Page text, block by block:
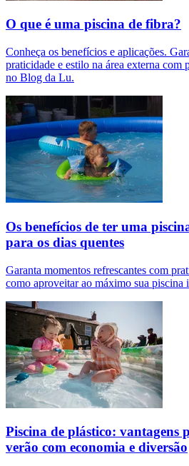
O que é uma piscina de fibra?
Conheça os benefícios e aplicações.
praticidade e estilo na área externa com
no Blog da Lu.
Os benefícios de ter uma
para os dias quentes
Garanta momentos refrescantes com
como aproveitar ao máximo sua
Piscina de plástico: vantagens
verão com economia e diversão